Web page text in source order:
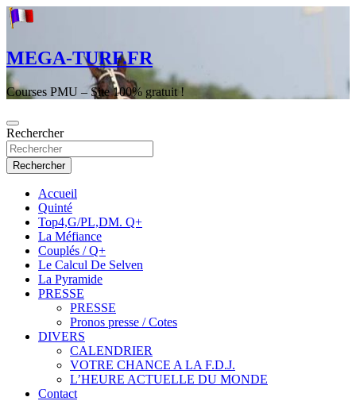
Aller
au
MEGA-TURF.FR
Courses PMU – Site 100% gratuit !
Rechercher
Rechercher
Accueil
Quinté
Top4,G/PL,DM. Q+
La Méfiance
Couplés / Q+
Le Calcul De Selven
La Pyramide
PRESSE
PRESSE
Pronos presse / Cotes
DIVERS
CALENDRIER
VOTRE CHANCE A LA F.D.J.
L’HEURE ACTUELLE DU MONDE
Contact